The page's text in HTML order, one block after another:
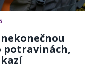
potravinách,